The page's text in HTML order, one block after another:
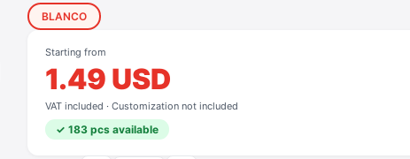
BLANCO
Starting from
1.49 USD
VAT included · Customization not included
✓ 183 pcs available